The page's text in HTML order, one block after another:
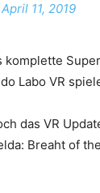
April 11, 2019
Labo VR
das VR
Breaht of